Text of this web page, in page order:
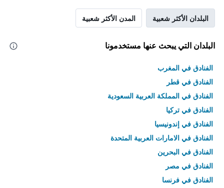
البلدان الأكثر شعبية المدن الأكثر شعبية
البلدان التي يبحث عنها مستخدمونا
الفنادق في المغرب
الفنادق في قطر
الفنادق في المملكة العربية السعودية
الفنادق في تركيا
الفنادق في إندونيسيا
الفنادق في الامارات العربية المتحدة
الفنادق في البحرين
الفنادق في مصر
الفنادق في فرنسا